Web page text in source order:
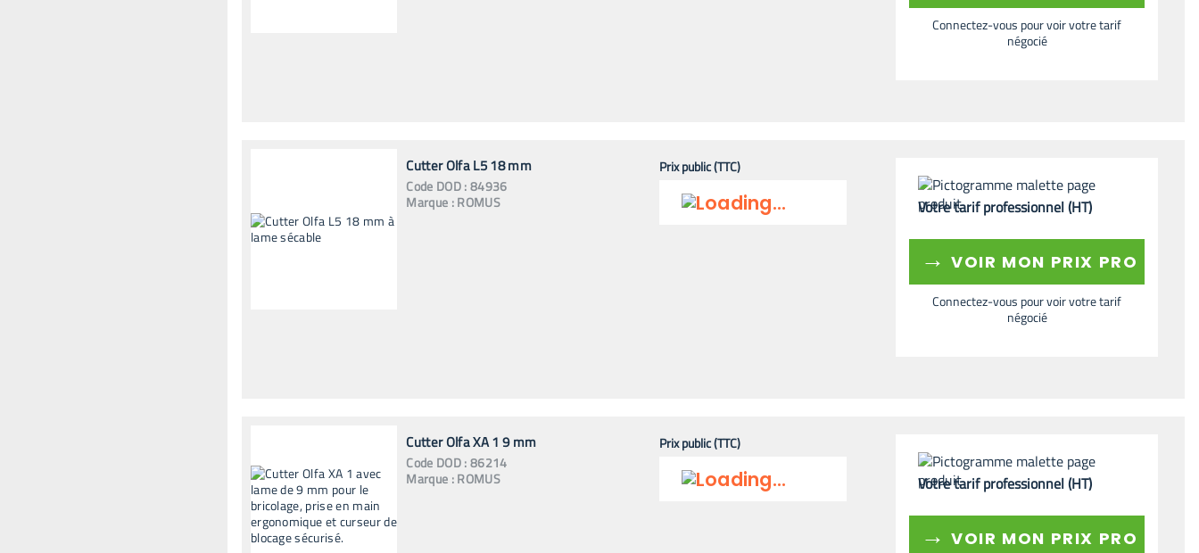
Connectez-vous pour voir votre tarif
négocié
Cutter Olfa L5 18 mm
Code DOD:84936
Marque :ROMUS
Prix public (TTC)
Votre tarif professionnel (HT)
→ VOIR MON PRIX PRO
Connectez-vous pour voir votre tarif
négocié
Cutter Olfa XA 1 9 mm
Code DOD:86214
Marque :ROMUS
Prix public (TTC)
Votre tarif professionnel (HT)
→ VOIR MON PRIX PRO